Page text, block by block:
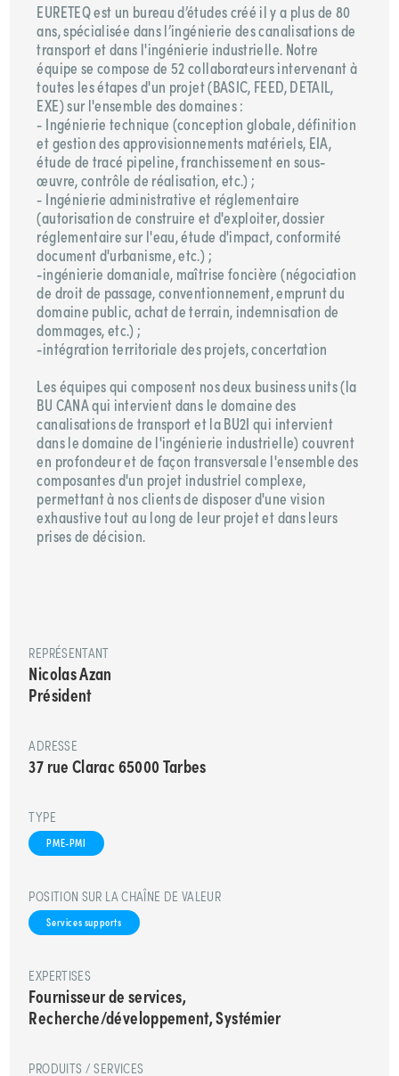
EURETEQ est un bureau d’études créé il y a plus de 80
ans, spécialisée dans l’ingénierie des canalisations de
transport et dans l'ingénierie industrielle. Notre
équipe se compose de 52 collaborateurs intervenant à
toutes les étapes d'un projet (BASIC, FEED, DETAIL,
EXE) sur l'ensemble des domaines :
- Ingénierie technique (conception globale, définition
et gestion des approvisionnements matériels, EIA,
étude de tracé pipeline, franchissement en sous-
œuvre, contrôle de réalisation, etc.) ;
- Ingénierie administrative et réglementaire
(autorisation de construire et d'exploiter, dossier
réglementaire sur l'eau, étude d'impact, conformité
document d'urbanisme, etc.) ;
-ingénierie domaniale, maîtrise foncière (négociation
de droit de passage, conventionnement, emprunt du
domaine public, achat de terrain, indemnisation de
dommages, etc.) ;
-intégration territoriale des projets, concertation
Les équipes qui composent nos deux business units (la
BU CANA qui intervient dans le domaine des
canalisations de transport et la BU2I qui intervient
dans le domaine de l'ingénierie industrielle) couvrent
en profondeur et de façon transversale l'ensemble des
composantes d'un projet industriel complexe,
permettant à nos clients de disposer d'une vision
exhaustive tout au long de leur projet et dans leurs
prises de décision.
REPRÉSENTANT
Nicolas Azan
Président
ADRESSE
37 rue Clarac 65000 Tarbes
TYPE
PME-PMI
POSITION SUR LA CHAÎNE DE VALEUR
Services supports
EXPERTISES
Fournisseur de services,
Recherche/développement, Systémier
PRODUITS / SERVICES